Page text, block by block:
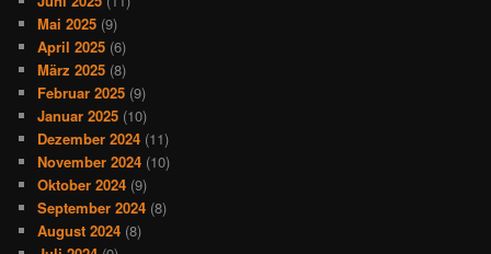
Mai 2025 (9)
April 2025 (6)
März 2025 (8)
Februar 2025 (9)
Januar 2025 (10)
Dezember 2024 (11)
November 2024 (10)
Oktober 2024 (9)
September 2024 (8)
August 2024 (8)